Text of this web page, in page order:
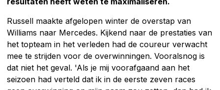
Russell maakte afgelopen winter de overstap van
Williams naar Mercedes. Kijkend naar de prestaties van
het topteam in het verleden had de coureur verwacht
mee te strijden voor de overwinningen. Vooralsnog is
dat niet het geval. 'Als je mij voorafgaand aan het
seizoen had verteld dat ik in de eerste zeven races